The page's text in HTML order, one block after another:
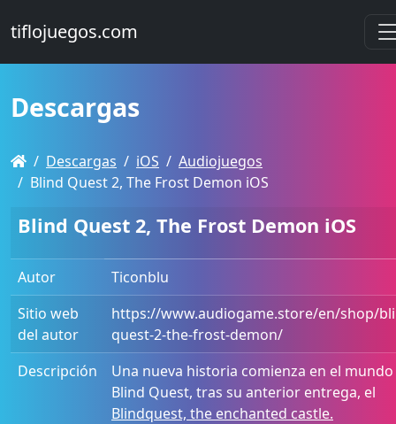
tiflojuegos.com
Descargas
Descargas iOS
Audiojuegos
Blind Quest 2, The Frost Demon iOS
Blind Quest 2, The Frost Demon iOS
Autor
Ticonblu
Sitio web
del autor
https://www.audiogame.store/en/shop/
quest-2-the-frost-demon/
Descripción
Una nueva historia comienza en el
Blind Quest, tras su anterior entrega, el
Blindquest, the enchanted castle.